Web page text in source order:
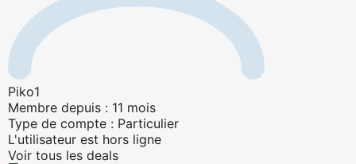
Piko1
Membre depuis : 11 mois
Type de compte : Particulier
L'utilisateur est hors ligne
Voir tous les deals